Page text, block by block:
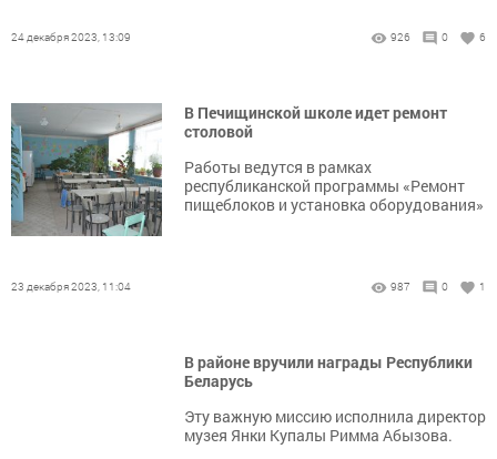
24 декабря 2023, 13:09 926 0 6
В Печищинской школе идет ремонт
столовой
Работы ведутся в рамках
республиканской программы «Ремонт
пищеблоков и установка оборудования»
23 декабря 2023, 11:04 987 0 1
В районе вручили награды Республики
Беларусь
Эту важную миссию исполнила директор
музея Янки Купалы Римма Абызова.